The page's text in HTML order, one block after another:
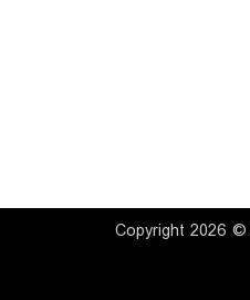
Copyright 2026 ©